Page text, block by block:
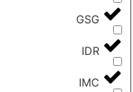
GSG
IDR
IMC